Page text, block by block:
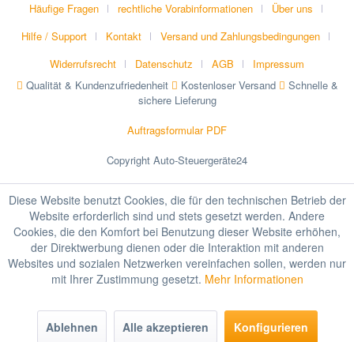
Häufige Fragen
rechtliche Vorabinformationen
Über uns
Hilfe / Support
Kontakt
Versand und Zahlungsbedingungen
Widerrufsrecht
Datenschutz AGB
Impressum
Qualität & Kundenzufriedenheit
Kostenloser Versand
Schnelle &
sichere Lieferung
Auftragsformular PDF
Copyright Auto-Steuergeräte24
Diese Website benutzt Cookies, die für den technischen Betrieb der
Website erforderlich sind und stets gesetzt werden. Andere
Cookies, die den Komfort bei Benutzung dieser Website erhöhen,
der Direktwerbung dienen oder die Interaktion mit anderen
Websites und sozialen Netzwerken vereinfachen sollen, werden nur
mit Ihrer Zustimmung gesetzt. Mehr Informationen
Ablehnen Alle akzeptieren Konfigurieren